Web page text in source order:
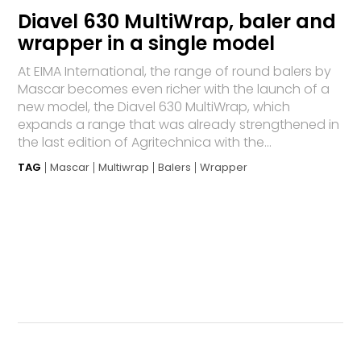
Diavel 630 MultiWrap, baler and
wrapper in a single model
At EIMA International, the range of round balers by
Mascar becomes even richer with the launch of a
new model, the Diavel 630 MultiWrap, which
expands a range that was already strengthened in
the last edition of Agritechnica with the...
TAG Mascar Multiwrap Balers Wrapper